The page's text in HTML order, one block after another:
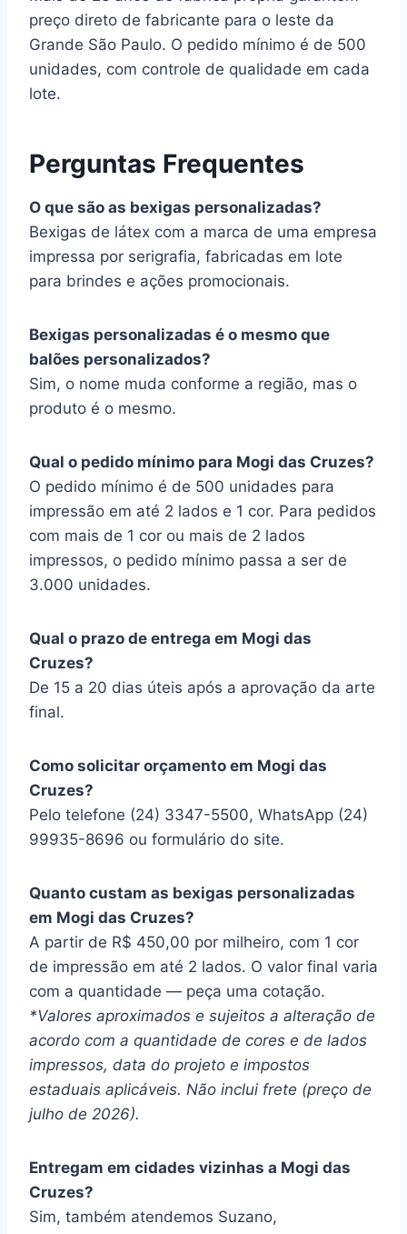
preço direto de fabricante para o leste da
Grande São Paulo. O pedido mínimo é de 500
unidades, com controle de qualidade em cada
lote.
Perguntas Frequentes
O que são as bexigas personalizadas?
Bexigas de látex com a marca de uma empresa
impressa por serigrafia, fabricadas em lote
para brindes e ações promocionais.
Bexigas personalizadas é o mesmo que
balões personalizados?
Sim, o nome muda conforme a região, mas o
produto é o mesmo.
Qual o pedido mínimo para Mogi das Cruzes?
O pedido mínimo é de 500 unidades para
impressão em até 2 lados e 1 cor. Para pedidos
com mais de 1 cor ou mais de 2 lados
impressos, o pedido mínimo passa a ser de
3.000 unidades.
Qual o prazo de entrega em Mogi das
Cruzes?
De 15 a 20 dias úteis após a aprovação da arte
final.
Como solicitar orçamento em Mogi das
Cruzes?
Pelo telefone (24) 3347-5500, WhatsApp (24)
99935-8696 ou formulário do site.
Quanto custam as bexigas personalizadas
em Mogi das Cruzes?
A partir de R$ 450,00 por milheiro, com 1 cor
de impressão em até 2 lados. O valor final varia
com a quantidade — peça uma cotação.
*Valores aproximados e sujeitos a alteração de
acordo com a quantidade de cores e de lados
impressos, data do projeto e impostos
estaduais aplicáveis. Não inclui frete (preço de
julho de 2026).
Entregam em cidades vizinhas a Mogi das
Cruzes?
Sim, também atendemos Suzano,